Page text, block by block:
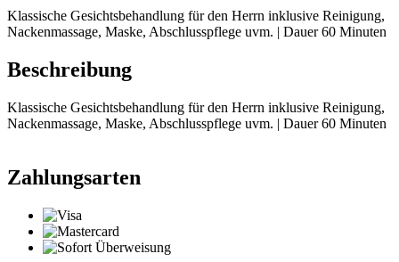
Klassische Gesichtsbehandlung für den Herrn inklusive Reinigung,
Nackenmassage, Maske, Abschlusspflege uvm. | Dauer 60 Minuten
Beschreibung
Klassische Gesichtsbehandlung für den Herrn inklusive Reinigung,
Nackenmassage, Maske, Abschlusspflege uvm. | Dauer 60 Minuten
Zahlungsarten